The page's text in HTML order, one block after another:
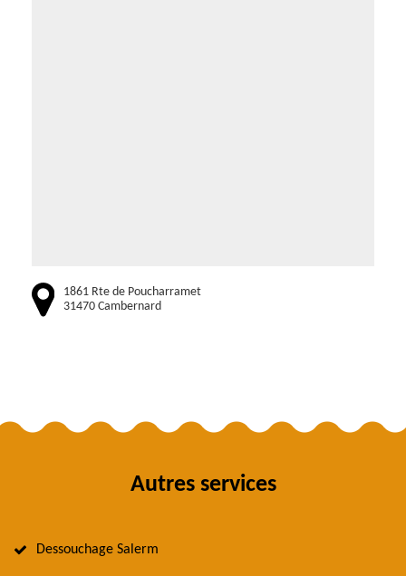
1861 Rte de Poucharramet
31470 Cambernard
Autres services
Dessouchage Salerm